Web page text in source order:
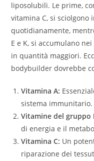
liposolubili. Le prime,
vitamina C, si sciolgono
quotidianamente,
E e K, si accumulano
in quantità maggiori.
bodybuilder dovrebbe
Vitamina A:
sistema immunitario.
Vitamine del gruppo
di energia e il
Vitamina C: Un
riparazione dei